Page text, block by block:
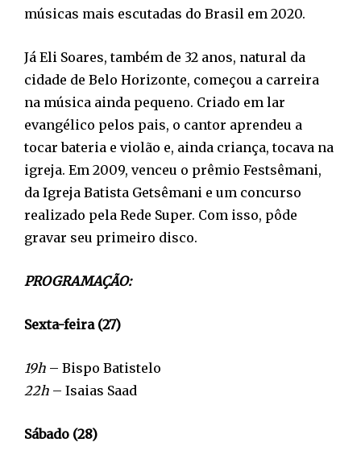
músicas mais escutadas do Brasil em 2020.
Já Eli Soares, também de 32 anos, natural da
cidade de Belo Horizonte, começou a carreira
na música ainda pequeno. Criado em lar
evangélico pelos pais, o cantor aprendeu a
tocar bateria e violão e, ainda criança, tocava na
igreja. Em 2009, venceu o prêmio Festsêmani,
da Igreja Batista Getsêmani e um concurso
realizado pela Rede Super. Com isso, pôde
gravar seu primeiro disco.
PROGRAMAÇÃO:
Sexta-feira (27)
19h – Bispo Batistelo
22h – Isaias Saad
Sábado (28)